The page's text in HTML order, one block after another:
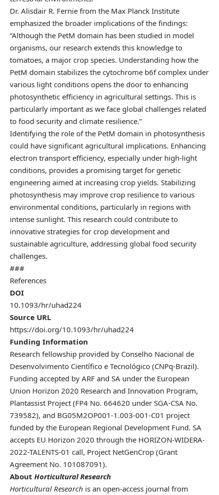
Dr. Alisdair R. Fernie from the Max Planck Institute
emphasized the broader implications of the findings:
“Although the PetM domain has been studied in model
organisms, our research extends this knowledge to
tomatoes, a major crop species. Understanding how the
PetM domain stabilizes the cytochrome b6f complex under
various light conditions opens the door to enhancing
photosynthetic efficiency in agricultural settings. This is
particularly important as we face global challenges related
to food security and climate resilience.”
Identifying the role of the PetM domain in photosynthesis
could have significant agricultural implications. Enhancing
electron transport efficiency, especially under high-light
conditions, provides a promising target for genetic
engineering aimed at increasing crop yields. Stabilizing
photosynthesis may improve crop resilience to various
environmental conditions, particularly in regions with
intense sunlight. This research could contribute to
innovative strategies for crop development and
sustainable agriculture, addressing global food security
challenges.
###
References
DOI
10.1093/hr/uhad224
Source URL
https://doi.org/10.1093/hr/uhad224
Funding Information
Research fellowship provided by Conselho Nacional de
Desenvolvimento Científico e Tecnológico (CNPq-Brazil).
Funding accepted by ARF and SA under the European
Union Horizon 2020 Research and Innovation Program,
Plantassist Project (FP4 No. 664620 under SGA-CSA No.
739582), and BG05M2OP001-1.003-001-C01 project
funded by the European Regional Development Fund. SA
accepts EU Horizon 2020 through the HORIZON-WIDERA-
2022-TALENTS-01 call, Project NetGenCrop (Grant
Agreement No. 101087091).
About Horticultural Research
Horticultural Research is an open-access journal from